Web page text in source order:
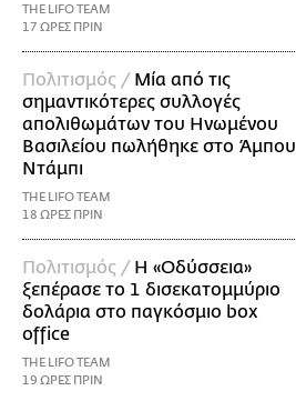
THE LIFO TEAM
17 ΩΡΕΣ ΠΡΙΝ
Πολιτισμός / Μία από τις
σημαντικότερες συλλογές
απολιθωμάτων του Ηνωμένου
Βασιλείου πωλήθηκε στο Άμπου
Ντάμπι
THE LIFO TEAM
18 ΩΡΕΣ ΠΡΙΝ
Πολιτισμός / Η «Οδύσσεια»
ξεπέρασε το 1 δισεκατομμύριο
δολάρια στο παγκόσμιο box
office
THE LIFO TEAM
19 ΩΡΕΣ ΠΡΙΝ